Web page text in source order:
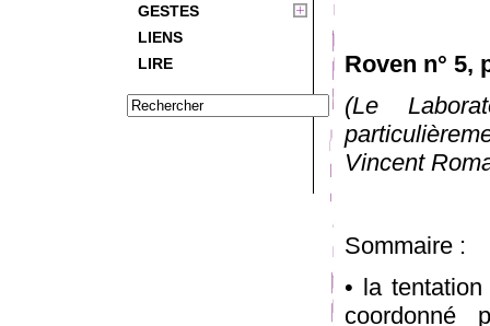
GESTES
LIENS
LIRE
Roven n° 5,
(Le
Vincent
Sommaire :
• la
coordonné